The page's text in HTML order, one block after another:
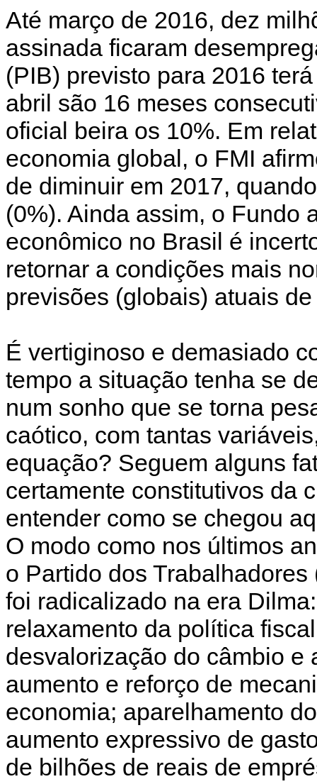
Até março de 2016, dez
assinada ficaram
(PIB) previsto para 2016
abril são 16 meses
oficial beira os 10%. Em
economia global, o FMI
de diminuir em 2017,
(0%). Ainda assim, o Fundo
econômico no Brasil é
retornar a condições mais
previsões (globais) atuais
É vertiginoso e demasiado
tempo a situação tenha se
num sonho que se torna
caótico, com tantas
equação? Seguem alguns
certamente constitutivos da
entender como se chegou
O modo como nos últimos
o Partido dos
foi radicalizado na era
relaxamento da política
desvalorização do câmbio e
aumento e reforço de
economia; aparelhamento
aumento expressivo de
de bilhões de reais de